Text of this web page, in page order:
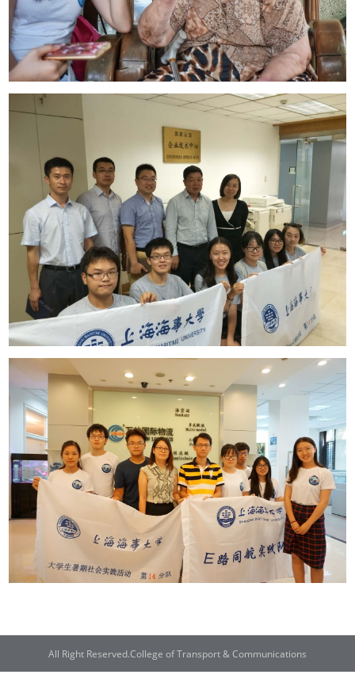
All Right Reserved.College of Transport & Communications
联系电话：021-38282300 | 邮编：201306 | 地址：上海市浦东新区临港新城海